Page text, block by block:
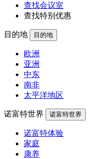
查找会议室
查找特别优惠
目的地 目的地
欧洲
亚洲
中东
南非
太平洋地区
诺富特世界 诺富特世界
诺富特体验
家庭
康养